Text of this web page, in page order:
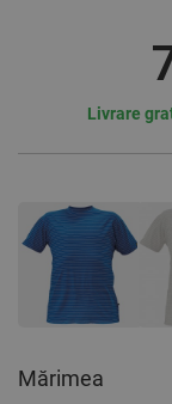
Livrare
Mărimea